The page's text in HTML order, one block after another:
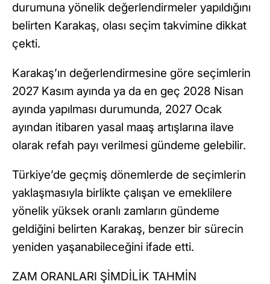
durumuna yönelik değerlendirmeler yapıldığını
belirten Karakaş, olası seçim takvimine dikkat
çekti.
Karakaş’ın değerlendirmesine göre seçimlerin
2027 Kasım ayında ya da en geç 2028 Nisan
ayında yapılması durumunda, 2027 Ocak
ayından itibaren yasal maaş artışlarına ilave
olarak refah payı verilmesi gündeme gelebilir.
Türkiye’de geçmiş dönemlerde de seçimlerin
yaklaşmasıyla birlikte çalışan ve emeklilere
yönelik yüksek oranlı zamların gündeme
geldiğini belirten Karakaş, benzer bir sürecin
yeniden yaşanabileceğini ifade etti.
ZAM ORANLARI ŞİMDİLİK TAHMİN